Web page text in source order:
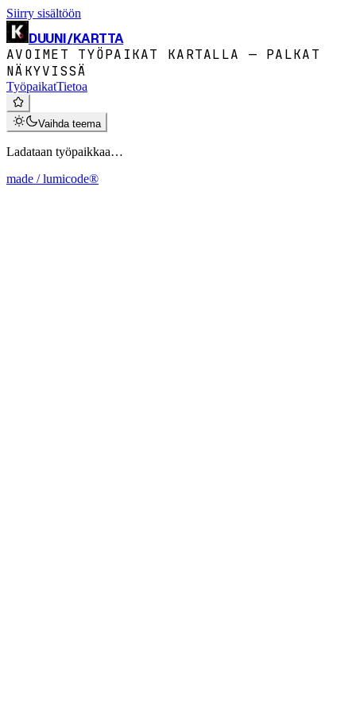
Siirry sisältöön
DUUNI/KARTTA
AVOIMET TYÖPAIKAT KARTALLA — PALKAT
NÄKYVISSÄ
TyöpaikatTietoa
Vaihda teema
Ladataan työpaikkaa…
made / lumicode®